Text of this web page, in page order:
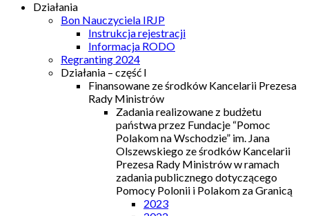
Działania
Bon Nauczyciela IRJP
Instrukcja rejestracji
Informacja RODO
Regranting 2024
Działania – część I
Finansowane ze środków Kancelarii Prezesa
Rady Ministrów
Zadania realizowane z budżetu
państwa przez Fundacje “Pomoc
Polakom na Wschodzie” im. Jana
Olszewskiego ze środków Kancelarii
Prezesa Rady Ministrów w ramach
zadania publicznego dotyczącego
Pomocy Polonii i Polakom za Granicą
2023